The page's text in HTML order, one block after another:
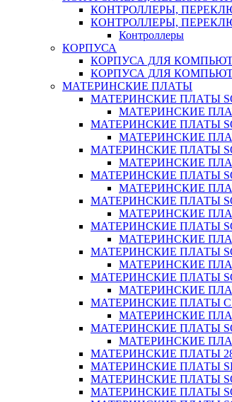
КОНТРОЛЛЕРЫ,
КОНТРОЛЛЕРЫ,
Контроллеры
КОРПУСА
КОРПУСА ДЛЯ
КОРПУСА ДЛЯ
МАТЕРИНСКИЕ ПЛАТЫ
МАТЕРИНСКИЕ ПЛАТЫ
МАТЕРИНСКИЕ
МАТЕРИНСКИЕ ПЛАТЫ
МАТЕРИНСКИЕ
МАТЕРИНСКИЕ ПЛАТЫ
МАТЕРИНСКИЕ
МАТЕРИНСКИЕ ПЛАТЫ
МАТЕРИНСКИЕ
МАТЕРИНСКИЕ ПЛАТЫ
МАТЕРИНСКИЕ
МАТЕРИНСКИЕ ПЛАТЫ
МАТЕРИНСКИЕ
МАТЕРИНСКИЕ ПЛАТЫ
МАТЕРИНСКИЕ
МАТЕРИНСКИЕ ПЛАТЫ
МАТЕРИНСКИЕ
МАТЕРИНСКИЕ ПЛАТЫ
МАТЕРИНСКИЕ
МАТЕРИНСКИЕ ПЛАТЫ
МАТЕРИНСКИЕ
МАТЕРИНСКИЕ ПЛАТЫ
МАТЕРИНСКИЕ ПЛАТЫ
МАТЕРИНСКИЕ ПЛАТЫ
МАТЕРИНСКИЕ ПЛАТЫ